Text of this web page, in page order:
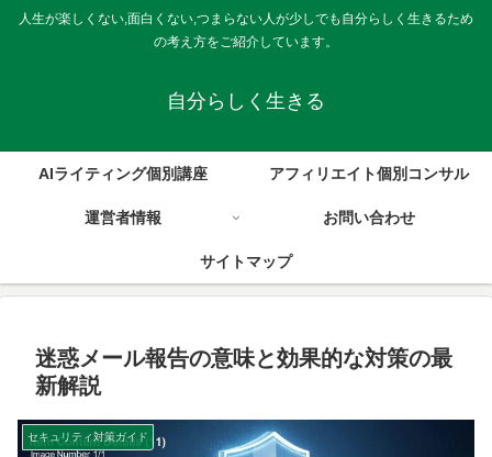
人生が楽しくない,面白くない,つまらない人が少しでも自分らしく生きるため
の考え方をご紹介しています。
自分らしく生きる
AIライティング個別講座 アフィリエイト個別コンサル
運営者情報 お問い合わせ
サイトマップ
迷惑メール報告の意味と効果的な対策の最
新解説
セキュリティ対策ガイド